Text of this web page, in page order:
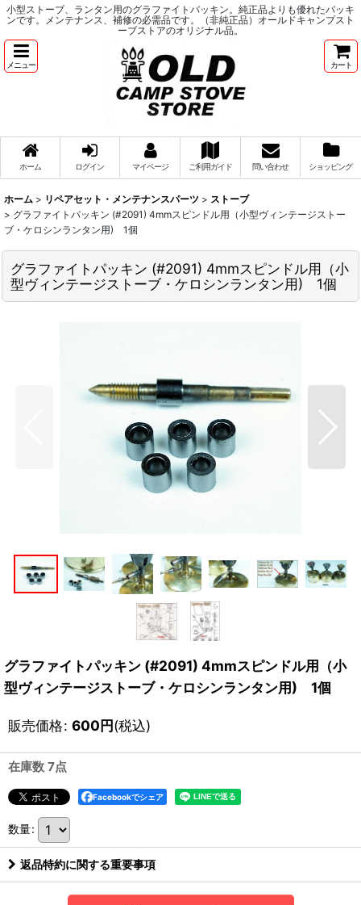
小型ストーブ、ランタン用のグラファイトパッキン。純正品よりも優れたパッキ
ンです。メンテナンス、補修の必需品です。（非純正品）オールドキャンプスト
ーブストアのオリジナル品。
メニュー カート
ホーム ログイン マイページ ご利用ガイド 問い合わせ ショッピング
ホーム > リペアセット・メンテナンスパーツ > ストーブ
> グラファイトパッキン (#2091) 4mmスピンドル用（小型ヴィンテージストー
ブ・ケロシンランタン用) 1個
グラファイトパッキン (#2091) 4mmスピンドル用（小
型ヴィンテージストーブ・ケロシンランタン用) 1個
グラファイトパッキン (#2091) 4mmスピンドル用（小
型ヴィンテージストーブ・ケロシンランタン用) 1個
販売価格: 600円(税込)
在庫数 7点
Facebookでシェア
数量:
返品特約に関する重要事項